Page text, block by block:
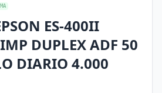
MA
ES-400II
DUPLEX ADF 50
DIARIO 4.000